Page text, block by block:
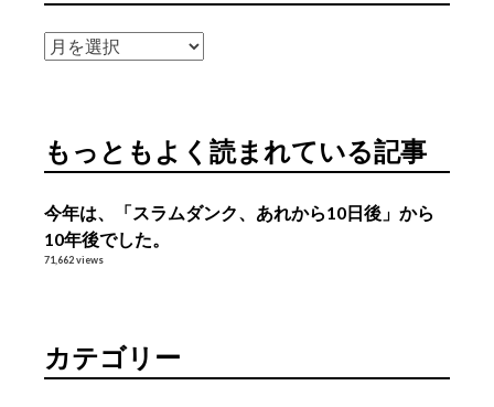
ア
ブ
もっともよく読まれている記事
今年は、「スラムダンク、あれから10日後」から
10年後でした。
71,662 views
カテゴリー